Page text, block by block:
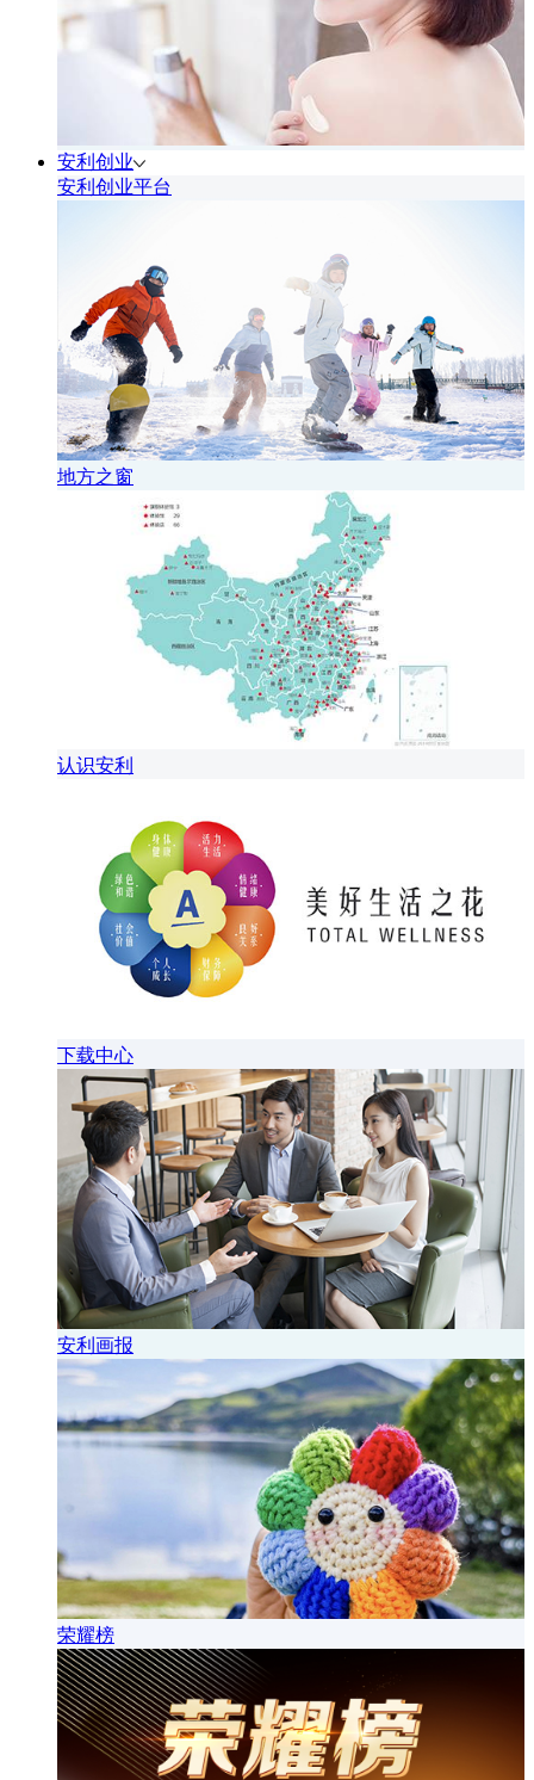
安利创业
安利创业平台
地方之窗
认识安利
下载中心
安利画报
荣耀榜